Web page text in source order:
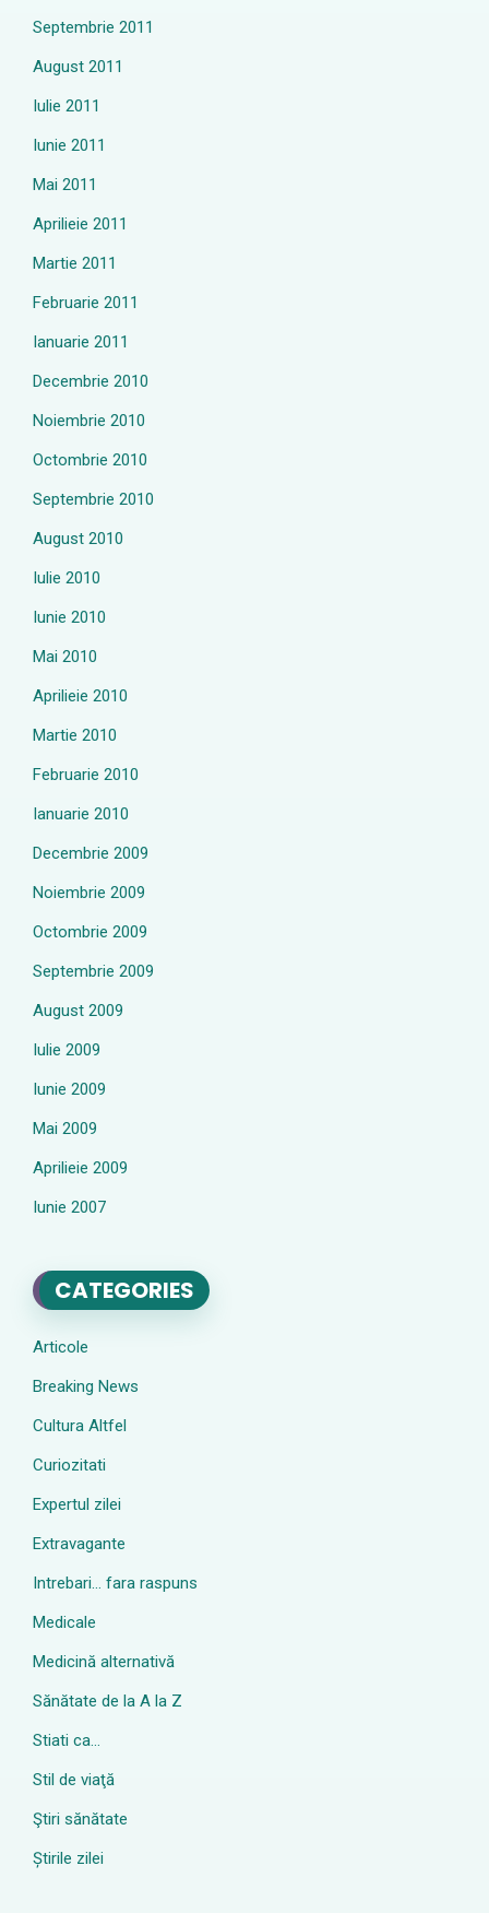
Septembrie 2011
August 2011
Iulie 2011
Iunie 2011
Mai 2011
Aprilieie 2011
Martie 2011
Februarie 2011
Ianuarie 2011
Decembrie 2010
Noiembrie 2010
Octombrie 2010
Septembrie 2010
August 2010
Iulie 2010
Iunie 2010
Mai 2010
Aprilieie 2010
Martie 2010
Februarie 2010
Ianuarie 2010
Decembrie 2009
Noiembrie 2009
Octombrie 2009
Septembrie 2009
August 2009
Iulie 2009
Iunie 2009
Mai 2009
Aprilieie 2009
Iunie 2007
CATEGORIES
Articole
Breaking News
Cultura Altfel
Curiozitati
Expertul zilei
Extravagante
Intrebari… fara raspuns
Medicale
Medicină alternativă
Sănătate de la A la Z
Stiati ca…
Stil de viaţă
Ştiri sănătate
Știrile zilei